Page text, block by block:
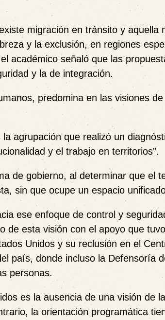
migración en tránsito y aquella
y la exclusión, en regiones
académico señaló que las
y la de integración.
predomina en las visiones de
agrupación que realizó un
y el trabajo en territorios”.
de gobierno, al determinar que el
sin que ocupe un espacio
ese enfoque de control y
de esta visión con el apoyo que
Unidos y su reclusión en el
país, donde incluso la Defensoría
personas.
es la ausencia de una visión de la
la orientación programática